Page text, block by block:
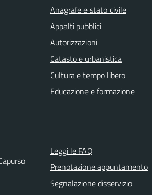
Anagrafe e stato civile
Appalti pubblici
Autorizzazioni
Catasto e urbanistica
Cultura e tempo libero
Educazione e formazione
Leggi le FAQ
Prenotazione appuntamento
Segnalazione disservizio